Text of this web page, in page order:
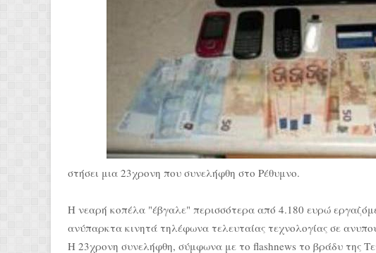
στήσει μια 23χρονη που συνελήφθη στο Ρέθυμνο.
Η νεαρή κοπέλα "έβγαλε" περισσότερα από 4.180 ευρώ
ανύπαρκτα κινητά τηλέφωνα τελευταίας τεχνολογίας σε
Η 23χρονη συνελήφθη, σύμφωνα με το flashnews το βράδυ της